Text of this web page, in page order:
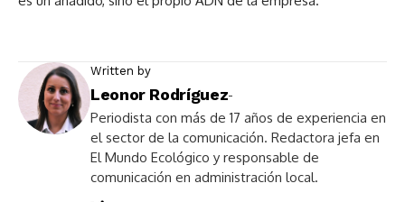
Written by
Leonor Rodríguez-
Periodista con más de 17 años de experiencia en
el sector de la comunicación. Redactora jefa en
El Mundo Ecológico y responsable de
comunicación en administración local.